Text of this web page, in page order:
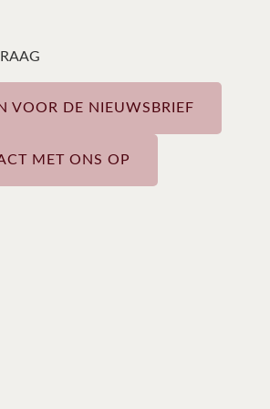
VOOR DE NIEUWSBRIEF
MET ONS OP